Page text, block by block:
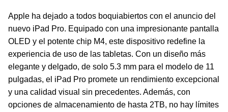
Apple ha dejado a todos boquiabiertos con el anuncio del
nuevo iPad Pro. Equipado con una impresionante pantalla
OLED y el potente chip M4, este dispositivo redefine la
experiencia de uso de las tabletas. Con un diseño más
elegante y delgado, de solo 5.3 mm para el modelo de 11
pulgadas, el iPad Pro promete un rendimiento excepcional
y una calidad visual sin precedentes. Además, con
opciones de almacenamiento de hasta 2TB, no hay límites